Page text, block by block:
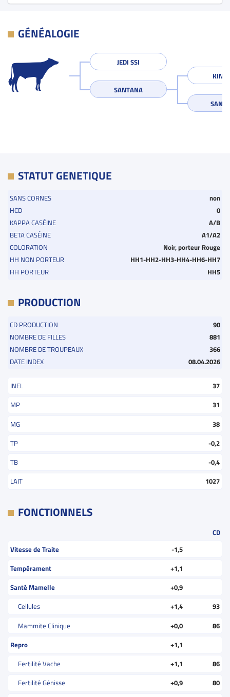
GÉNÉALOGIE
JEDI SSI
SANTANA
STATUT GENETIQUE
SANS CORNES
non
HCD
0
KAPPA CASÉINE
A/B
BETA CASÉINE
A1/A2
COLORATION
Noir, porteur Rouge
HH NON PORTEUR
HH1-HH2-HH3-HH4-HH6-HH7
HH PORTEUR
HH5
PRODUCTION
CD PRODUCTION
90
NOMBRE DE FILLES
881
NOMBRE DE TROUPEAUX
366
DATE INDEX
08.04.2026
INEL
37
MP
31
MG
38
TP
-0,2
TB
-0,4
LAIT
1027
FONCTIONNELS
CD
Vitesse de Traite
-1,5
Tempérament
+1,1
Santé Mamelle
+0,9
Cellules
+1,4
93
Mammite Clinique
+0,0
86
Repro
+1,1
Fertilité Vache
+1,1
86
Fertilité Génisse
+0,9
80